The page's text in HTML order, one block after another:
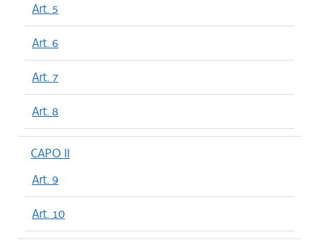
Art. 5
Art. 6
Art. 7
Art. 8
CAPO II
Art. 9
Art. 10